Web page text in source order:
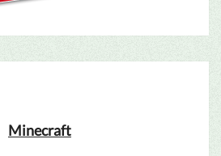
Minecraft